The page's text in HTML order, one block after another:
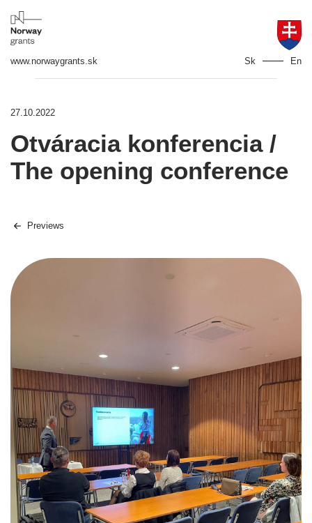
www.norwaygrants.sk Sk En
27.10.2022
Otváracia konferencia /
The opening conference
Previews